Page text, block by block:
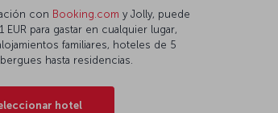
con Booking.com y Jolly, puede
EUR para gastar en cualquier lugar,
familiares, hoteles de 5
hasta residencias.
hotel